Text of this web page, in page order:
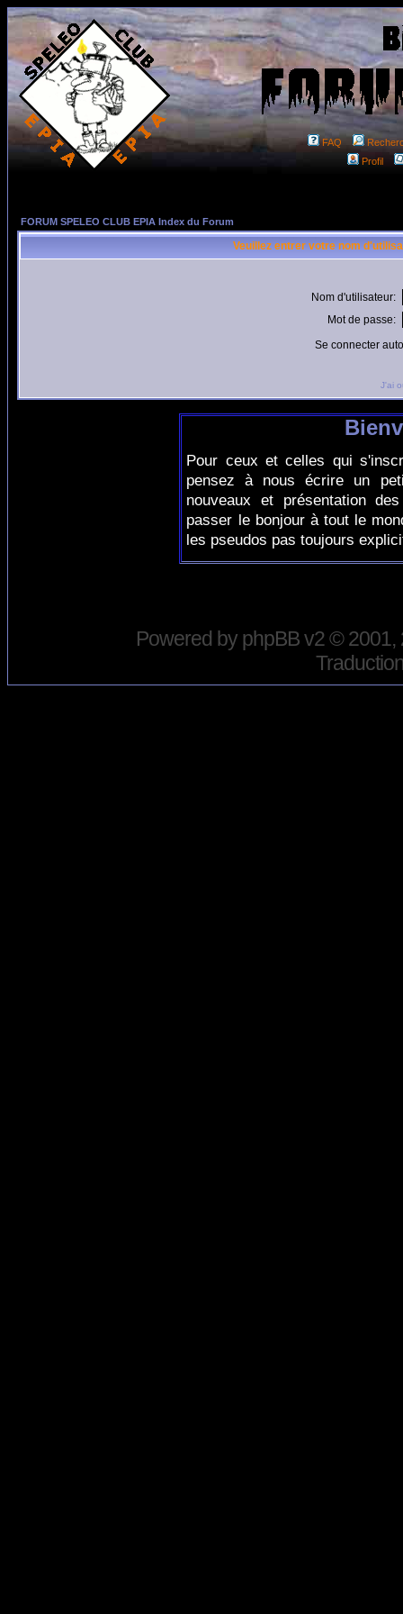
FAQ
Profil
FORUM SPELEO CLUB EPIA Index du Forum
Veuillez entrer votre nom
Nom d'utilisateur:
Mot de passe:
Se connecter
J'ai
Pour ceux et celles qui
pensez à nous écrire un
nouveaux et présentation
passer le bonjour à tout le
les pseudos pas toujours
Powered by phpBBv2 © 2001,